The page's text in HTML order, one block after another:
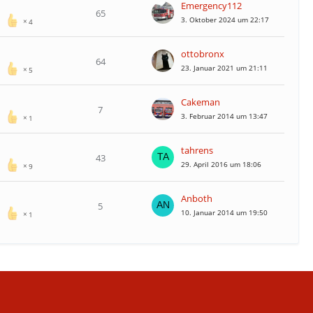
4
65
Emergency112
3. Oktober 2024 um 22:17
5
64
ottobronx
23. Januar 2021 um 21:11
1
7
Cakeman
3. Februar 2014 um 13:47
9
43
tahrens
29. April 2016 um 18:06
1
5
Anboth
10. Januar 2014 um 19:50